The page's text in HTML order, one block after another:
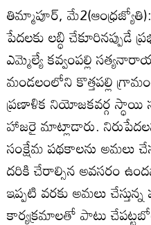
తిమ్మాపూర్‌,
పేదలకు లబ్ధి చేకూరినప్పుడే
ఎమ్మెల్యే కవ్వంపల్లి
మండలంలోని కొత్తపల్లి
ప్రణాళిక నియోజకవర్గ స్ధాయి
హాజరై మాట్లాడారు.
సంక్షేమ పథకాలను అమలు
దరికి చేరాల్సిన అవసరం
ఇప్పటి వరకు అమలు
కార్యక్రమాలతో పాటు